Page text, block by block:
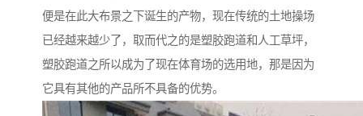
便是在此大布景之下诞生的产物，现在传统的土地操场
已经越来越少了，取而代之的是塑胶跑道和人工草坪，
塑胶跑道之所以成为了现在体育场的选用地，那是因为
它具有其他的产品所不具备的优势。